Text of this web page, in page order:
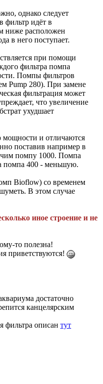
однако следует
фильтр идёт в
ниже расположен
в него поступает.
при помощи
фильтра помпа
Помпы фильтров
Pump 280). При замене
фильтрация может
что увеличение
ухудшает
и отличаются
поставив например в
помпу 1000. Помпа
помпа 400 - меньшую.
Bioflow) со временем
В этом случае
иное строение и не
то полезна!
приветствуются!
достаточно
канцелярским
фильтра описан тут